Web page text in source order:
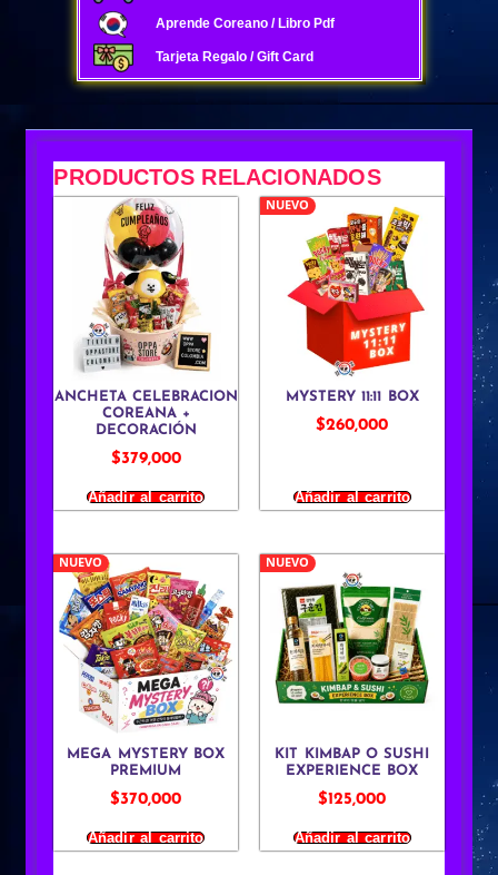
Aprende Coreano / Libro Pdf
Tarjeta Regalo / Gift Card
PRODUCTOS RELACIONADOS
ANCHETA CELEBRACION
COREANA +
DECORACIÓN
$379,000
Añadir al carrito
NUEVO
MYSTERY 11:11 BOX
$260,000
Añadir al carrito
NUEVO
MEGA MYSTERY BOX
PREMIUM
$370,000
Añadir al carrito
NUEVO
KIT KIMBAP O SUSHI
EXPERIENCE BOX
$125,000
Añadir al carrito